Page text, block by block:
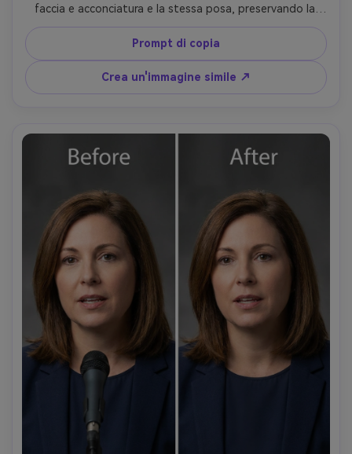
faccia e acconciatura e la stessa posa, preservando la
profondità dello sfondo e l'illuminazione originale in modo
che i bordi rimangano puliti- -ar 4:5
Prompt di copia
Crea un'immagine simile ↗